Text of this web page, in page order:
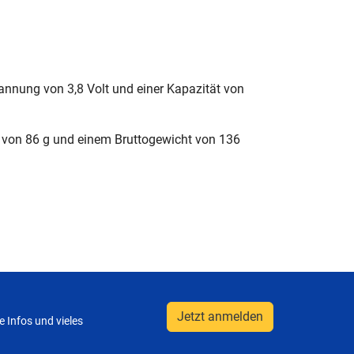
von 3,8 Volt und einer Kapazität von
86 g und einem Bruttogewicht von 136
Infos und vieles
Jetzt anmelden